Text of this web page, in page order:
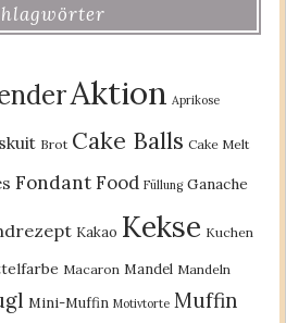
Aktion Aprikose
Brot Cake Balls Cake Melt
Fondant Food Füllung Ganache
Kakao Kekse Kuchen
Macaron Mandel Mandeln
Mini-Muffin Motivtorte Muffin